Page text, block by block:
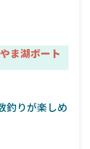
ま湖ボート
釣りが楽しめ